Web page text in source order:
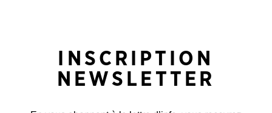
INSCRIPTION
NEWSLETTER